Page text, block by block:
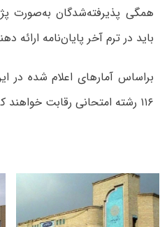
همگی پذیرفته‌شدگان به‌صورت
باید در ترم آخر پایان‌نامه ارائه
۱۱۶ رشته امتحانی رقابت خواهند کرد.